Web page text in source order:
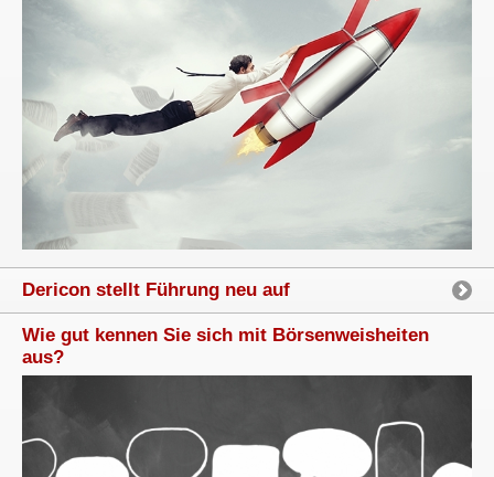
Dericon stellt Führung neu auf
Wie gut kennen Sie sich mit Börsenweisheiten
aus?